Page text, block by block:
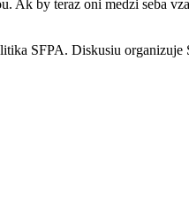
by teraz oni medzi seba
SFPA. Diskusiu